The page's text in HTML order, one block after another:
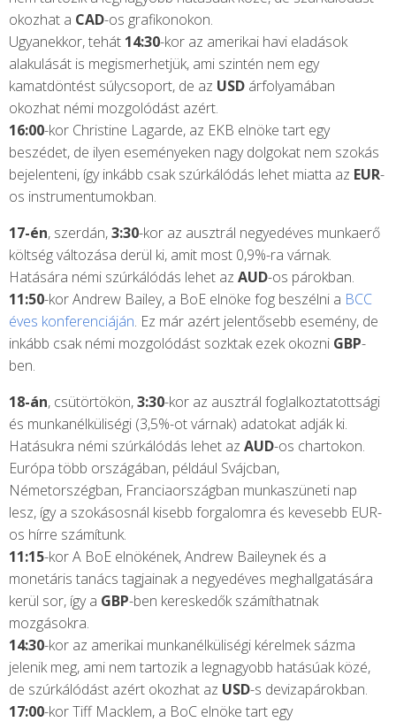
okozhat a CAD-os grafikonokon.
Ugyanekkor, tehát 14:30-kor az amerikai havi eladások
alakulását is megismerhetjük, ami szintén nem egy
kamatdöntést súlycsoport, de az USD árfolyamában
okozhat némi mozgolódást azért.
16:00-kor Christine Lagarde, az EKB elnöke tart egy
beszédet, de ilyen eseményeken nagy dolgokat nem szokás
bejelenteni, így inkább csak szúrkálódás lehet miatta az EUR-
os instrumentumokban.
17-én, szerdán,3:30-kor az ausztrál negyedéves munkaerő
költség változása derül ki, amit most 0,9%-ra várnak.
Hatására némi szúrkálódás lehet az AUD-os párokban.
11:50-kor Andrew Bailey, a BoE elnöke fog beszélni a BCC
éves konferenciáján. Ez már azért jelentősebb esemény, de
inkább csak némi mozgolódást sozktak ezek okozni GBP-
ben.
18-án, csütörtökön,3:30-kor az ausztrál foglalkoztatottsági
és munkanélküliségi (3,5%-ot várnak) adatokat adják ki.
Hatásukra némi szúrkálódás lehet az AUD-os chartokon.
Európa több országában, például Svájcban,
Németorszégban, Franciaországban munkaszüneti nap
lesz, így a szokásosnál kisebb forgalomra és kevesebb EUR-
os hírre számítunk.
11:15-kor A BoE elnökének, Andrew Baileynek és a
monetáris tanács tagjainak a negyedéves meghallgatására
kerül sor, így a GBP-ben kereskedők számíthatnak
mozgásokra.
14:30-kor az amerikai munkanélküliségi kérelmek sázma
jelenik meg, ami nem tartozik a legnagyobb hatásúak közé,
de szúrkálódást azért okozhat az USD-s devizapárokban.
17:00-kor Tiff Macklem, a BoC elnöke tart egy